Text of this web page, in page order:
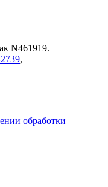
N461919.
,
обработки